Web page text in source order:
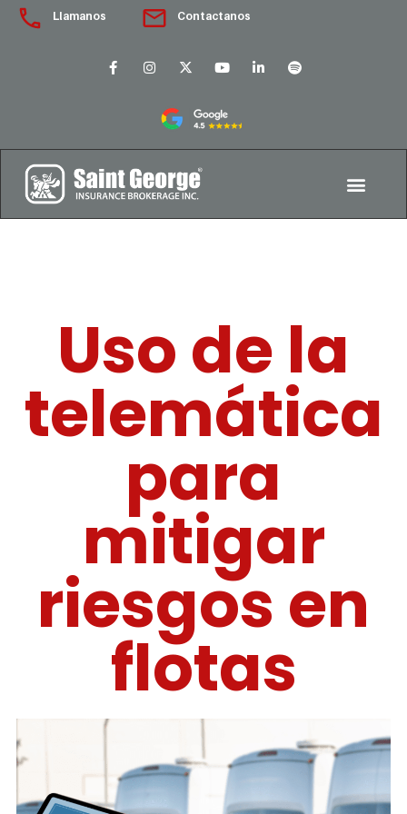
Llamanos Contactanos
Uso de la
telemática
para
mitigar
riesgos en
flotas